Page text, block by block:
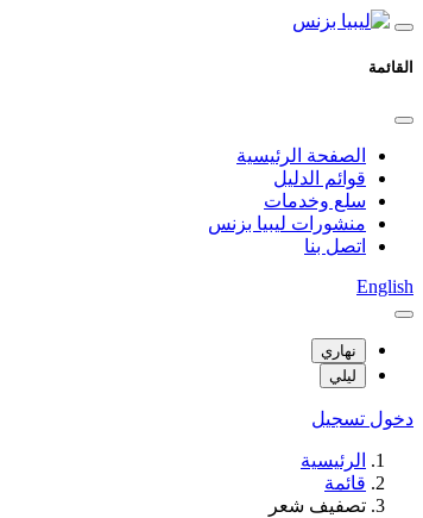
القائمة
الصفحة الرئيسية
قوائم الدليل
سلع وخدمات
منشورات ليبيا بزنس
اتصل بنا
English
نهاري
ليلي
دخول تسجيل
الرئيسية
قائمة
تصفيف شعر